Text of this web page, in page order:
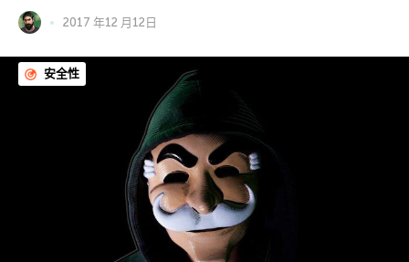
2017 年12 月12日
安全性